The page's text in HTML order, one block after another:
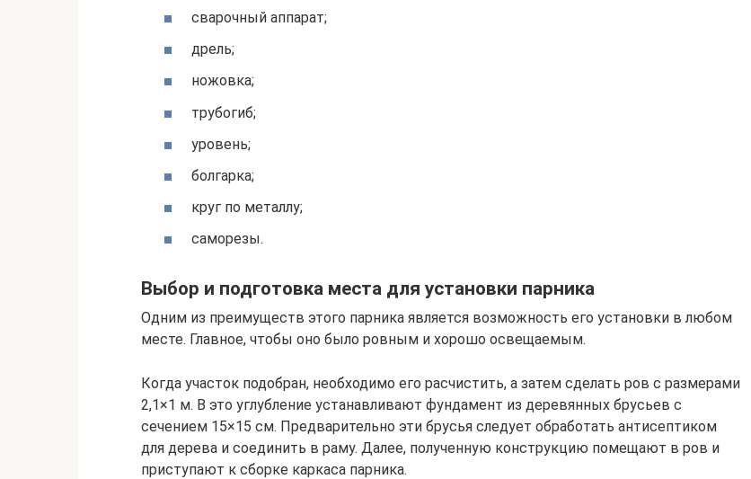
сварочный аппарат;
дрель;
ножовка;
трубогиб;
уровень;
болгарка;
круг по металлу;
саморезы.
Выбор и подготовка места для установки парника
Одним из преимуществ этого парника является возможность его установки в любом
месте. Главное, чтобы оно было ровным и хорошо освещаемым.
Когда участок подобран, необходимо его расчистить, а затем сделать ров с размерами
2,1×1 м. В это углубление устанавливают фундамент из деревянных брусьев с
сечением 15×15 см. Предварительно эти брусья следует обработать антисептиком
для дерева и соединить в раму. Далее, полученную конструкцию помещают в ров и
приступают к сборке каркаса парника.